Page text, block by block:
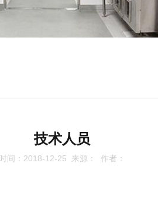
技术人员
时间：2018-12-25 来源： 作者：